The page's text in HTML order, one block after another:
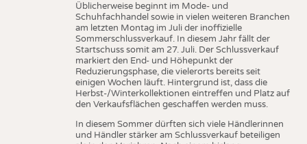
Üblicherweise beginnt im Mode- und
Schuhfachhandel sowie in vielen weiteren Branchen
am letzten Montag im Juli der inoffizielle
Sommerschlussverkauf. In diesem Jahr fällt der
Startschuss somit am 27. Juli. Der Schlussverkauf
markiert den End- und Höhepunkt der
Reduzierungsphase, die vielerorts bereits seit
einigen Wochen läuft. Hintergrund ist, dass die
Herbst-/Winterkollektionen eintreffen und Platz auf
den Verkaufsflächen geschaffen werden muss.
In diesem Sommer dürften sich viele Händlerinnen
und Händler stärker am Schlussverkauf beteiligen